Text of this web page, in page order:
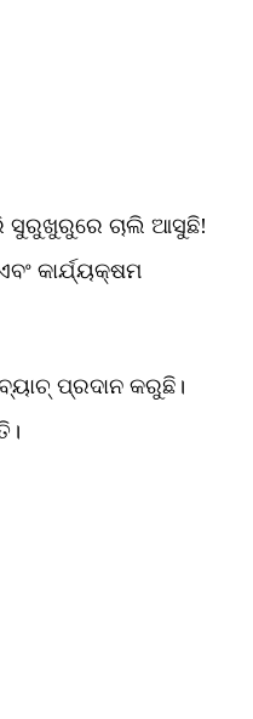
ସୁରୁଖୁରୁରେ ଚାଲି ଆସୁଛି!
କାର୍ଯ୍ୟକ୍ଷମ
ପ୍ରଦାନ କରୁଛି।